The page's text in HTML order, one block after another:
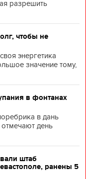
разрешить
чтобы не
энергетика
значение тому,
в фонтанах
в дань
отмечают день
штаб
ранены 5